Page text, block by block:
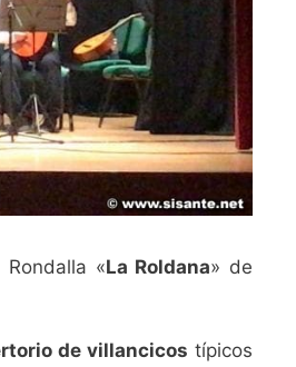
«La Roldana» de
de villancicos típicos